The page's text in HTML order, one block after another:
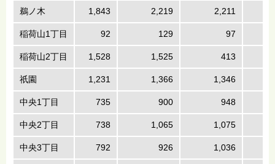
鵜ノ木 1,843 2,219 2,211
稲荷山1丁目 92 129 97
稲荷山2丁目 1,528 1,525 413
祇園 1,231 1,366 1,346
中央1丁目 735 900 948
中央2丁目 738 1,065 1,075
中央3丁目 792 926 1,036